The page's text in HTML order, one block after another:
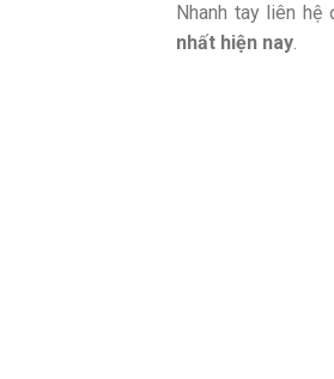
Nhanh tay liên
nhất hiện nay.